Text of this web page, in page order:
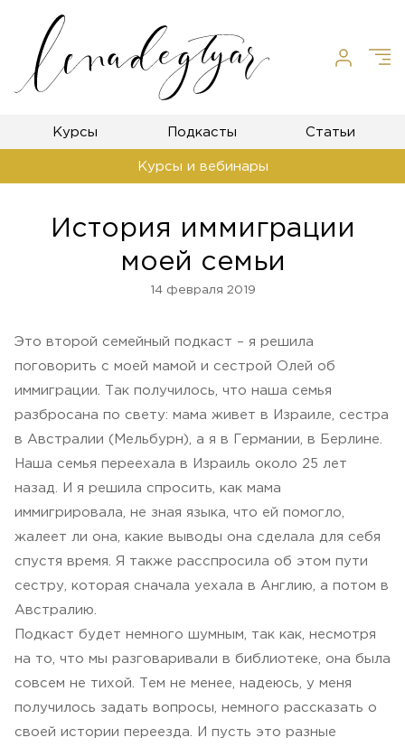
Курсы Подкасты Статьи
Курсы и вебинары
История иммиграции
моей семьи
14 февраля 2019
Это второй семейный подкаст – я решила
поговорить с моей мамой и сестрой Олей об
иммиграции. Так получилось, что наша семья
разбросана по свету: мама живет в Израиле, сестра
в Австралии (Мельбурн), а я в Германии, в Берлине.
Наша семья переехала в Израиль около 25 лет
назад. И я решила спросить, как мама
иммигрировала, не зная языка, что ей помогло,
жалеет ли она, какие выводы она сделала для себя
спустя время. Я также расспросила об этом пути
сестру, которая сначала уехала в Англию, а потом в
Австралию.
Подкаст будет немного шумным, так как, несмотря
на то, что мы разговаривали в библиотеке, она была
совсем не тихой. Тем не менее, надеюсь, у меня
получилось задать вопросы, немного рассказать о
своей истории переезда. И пусть это разные